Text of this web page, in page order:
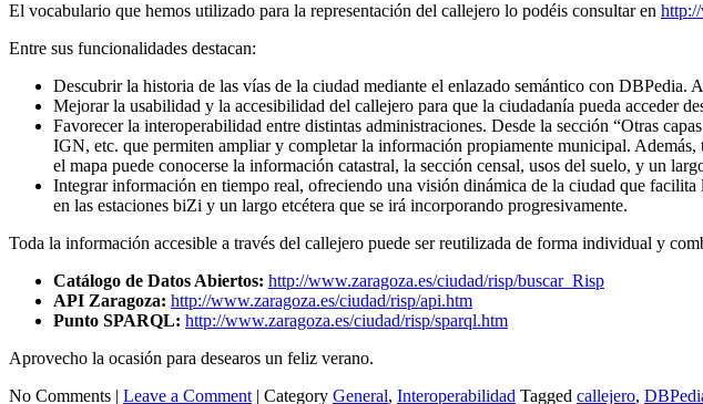
El vocabulario que hemos utilizado para la representación del callejero lo podéis consultar en
Entre sus funcionalidades destacan:
Descubrir la historia de las vías de la ciudad mediante el enlazado semántico con
Mejorar la usabilidad y la accesibilidad del callejero para que la ciudadanía pueda acceder
Favorecer la interoperabilidad entre distintas administraciones. Desde la sección “Otras
IGN, etc. que permiten ampliar y completar la información propiamente municipal.
el mapa puede conocerse la información catastral, la sección censal, usos del suelo, y un
Integrar información en tiempo real, ofreciendo una visión dinámica de la ciudad que
en las estaciones biZi y un largo etcétera que se irá incorporando progresivamente.
Toda la información accesible a través del callejero puede ser reutilizada de forma individual y
Catálogo de Datos Abiertos: http://www.zaragoza.es/ciudad/risp/buscar_Risp
API Zaragoza: http://www.zaragoza.es/ciudad/risp/api.htm
Punto SPARQL: http://www.zaragoza.es/ciudad/risp/sparql.htm
Aprovecho la ocasión para desearos un feliz verano.
No Comments | Leave a Comment | Category General, Interoperabilidad Tagged callejero,